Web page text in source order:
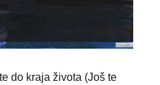
do kraja života (Još te